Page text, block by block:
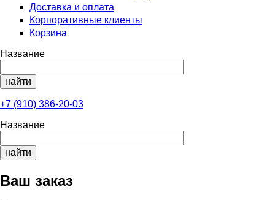
Доставка и оплата
Корпоративные клиенты
Корзина
Название
+7 (910) 386-20-03
Название
Ваш заказ